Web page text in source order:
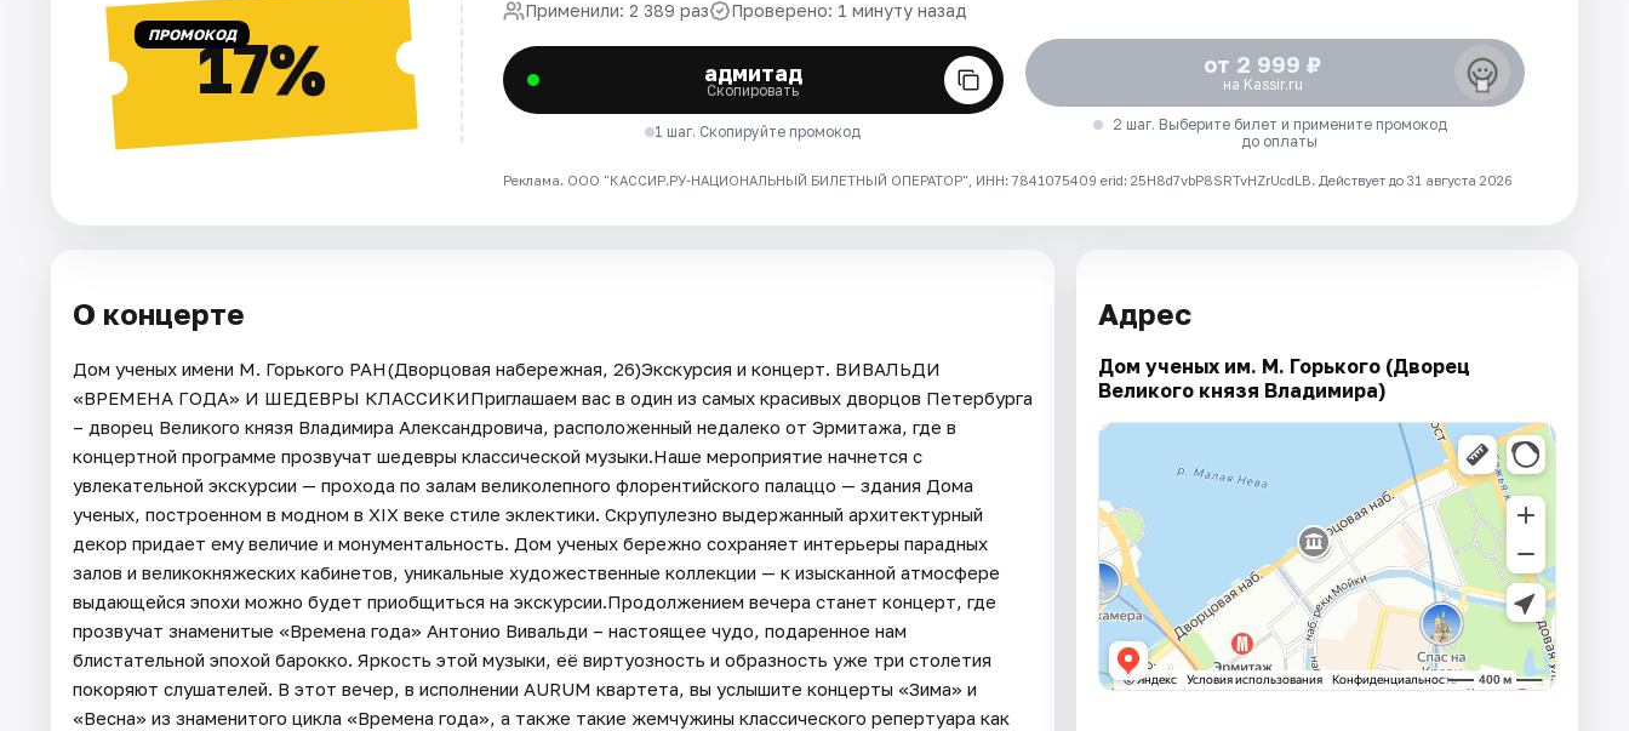
ПРОМОКОД17%
Применили: 2 389 раз Проверено: 1 минуту назад
адмитад
Скопировать
1 шаг. Скопируйте промокод
от 2 999 ₽
на Kassir.ru
2 шаг. Выберите билет и примените промокод
до оплаты
Реклама. ООО "КАССИР.РУ-НАЦИОНАЛЬНЫЙ БИЛЕТНЫЙ ОПЕРАТОР", ИНН: 7841075409 erid: 25H8d7vbP8SRTvHZrUcdLB. Действует до 31 августа 2026
О концерте
Дом ученых имени М. Горького РАН(Дворцовая набережная, 26)Экскурсия и концерт. ВИВАЛЬДИ
«ВРЕМЕНА ГОДА» И ШЕДЕВРЫ КЛАССИКИПриглашаем вас в один из самых красивых дворцов Петербурга
– дворец Великого князя Владимира Александровича, расположенный недалеко от Эрмитажа, где в
концертной программе прозвучат шедевры классической музыки.Наше мероприятие начнется с
увлекательной экскурсии — прохода по залам великолепного флорентийского палаццо — здания Дома
ученых, построенном в модном в XIX веке стиле эклектики. Скрупулезно выдержанный архитектурный
декор придает ему величие и монументальность. Дом ученых бережно сохраняет интерьеры парадных
залов и великокняжеских кабинетов, уникальные художественные коллекции — к изысканной атмосфере
выдающейся эпохи можно будет приобщиться на экскурсии.Продолжением вечера станет концерт, где
прозвучат знаменитые «Времена года» Антонио Вивальди – настоящее чудо, подаренное нам
блистательной эпохой барокко. Яркость этой музыки, её виртуозность и образность уже три столетия
покоряют слушателей. В этот вечер, в исполнении AURUM квартета, вы услышите концерты «Зима» и
«Весна» из знаменитого цикла «Времена года», а также такие жемчужины классического репертуара как
Адрес
Дом ученых им. М. Горького (Дворец
Великого князя Владимира)